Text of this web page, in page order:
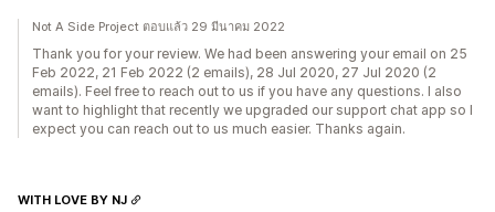
Not A Side Project ตอบแล้ว 29 มีนาคม 2022
Thank you for your review. We had been answering your email on 25
Feb 2022, 21 Feb 2022 (2 emails), 28 Jul 2020, 27 Jul 2020 (2
emails). Feel free to reach out to us if you have any questions. I also
want to highlight that recently we upgraded our support chat app so I
expect you can reach out to us much easier. Thanks again.
WITH LOVE BY NJ